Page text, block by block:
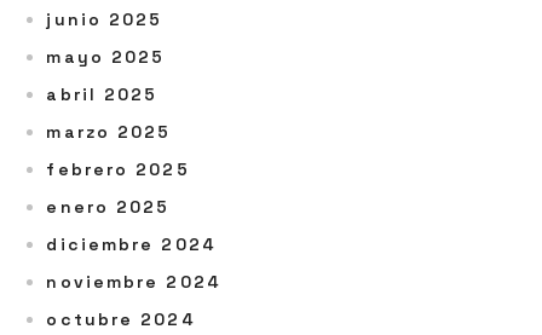
junio 2025
mayo 2025
abril 2025
marzo 2025
febrero 2025
enero 2025
diciembre 2024
noviembre 2024
octubre 2024